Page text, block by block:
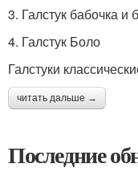
3. Галстук бабочка и
4. Галстук Боло
Галстуки
читать дальше →
Последние